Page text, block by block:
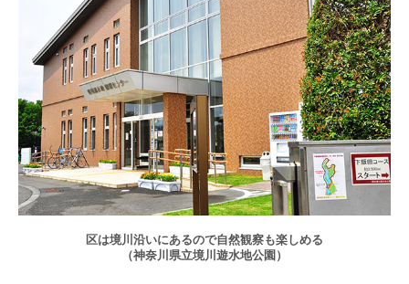
区は境川沿いにあるので自然観察も楽しめる
（神奈川県立境川遊水地公園）